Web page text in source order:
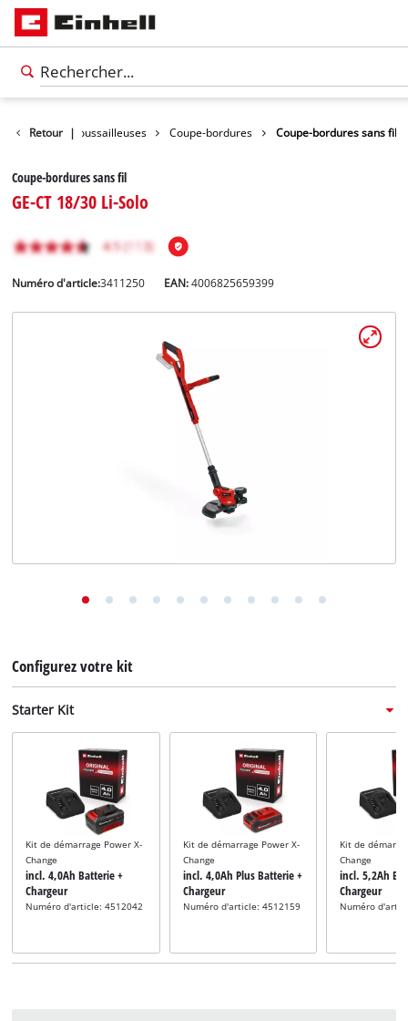
Retour |
et Débroussailleuses Coupe-bordures Coupe-bordures sans fil
Coupe-bordures sans fil
GE-CT 18/30 Li-Solo
Numéro d'article:3411250 EAN:4006825659399
Configurez votre kit
Starter Kit
Kit de démarrage Power X-
Change
incl. 4,0Ah Batterie +
Chargeur
Numéro d'article: 4512042
Kit de démarrage Power X-
Change
incl. 4,0Ah Plus Batterie +
Chargeur
Numéro d'article: 4512159
Kit de
Change
incl. 5,2Ah
Chargeur
Numéro